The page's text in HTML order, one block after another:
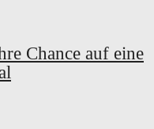
Chance auf eine